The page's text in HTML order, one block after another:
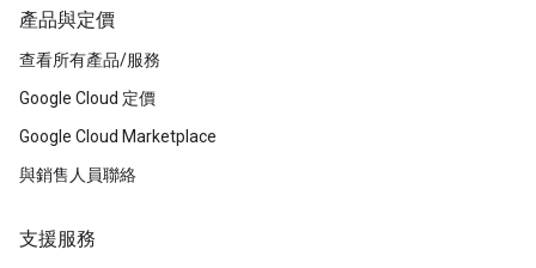
產品與定價
查看所有產品/服務
Google Cloud 定價
Google Cloud Marketplace
與銷售人員聯絡
支援服務